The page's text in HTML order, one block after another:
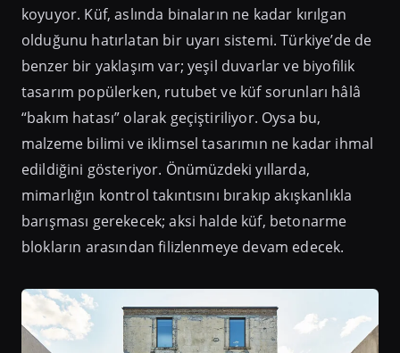
koyuyor. Küf, aslında binaların ne kadar kırılgan
olduğunu hatırlatan bir uyarı sistemi. Türkiye’de de
benzer bir yaklaşım var; yeşil duvarlar ve biyofilik
tasarım popülerken, rutubet ve küf sorunları hâlâ
“bakım hatası” olarak geçiştiriliyor. Oysa bu,
malzeme bilimi ve iklimsel tasarımın ne kadar ihmal
edildiğini gösteriyor. Önümüzdeki yıllarda,
mimarlığın kontrol takıntısını bırakıp akışkanlıkla
barışması gerekecek; aksi halde küf, betonarme
blokların arasından filizlenmeye devam edecek.